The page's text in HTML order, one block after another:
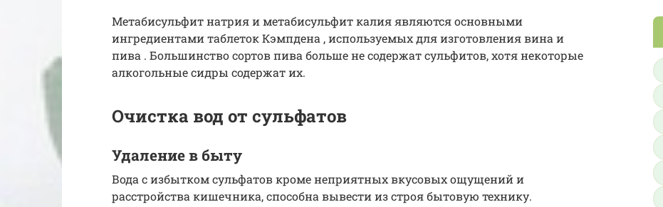
Метабисульфит натрия и метабисульфит калия являются основными
ингредиентами таблеток Кэмпдена , используемых для изготовления вина и
пива . Большинство сортов пива больше не содержат сульфитов, хотя некоторые
алкогольные сидры содержат их.
Очистка вод от сульфатов
Удаление в быту
Вода с избытком сульфатов кроме неприятных вкусовых ощущений и
расстройства кишечника, способна вывести из строя бытовую технику.